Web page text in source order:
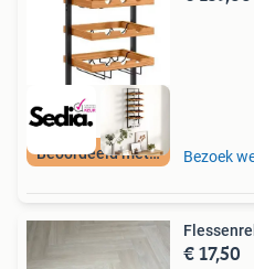
Beoordeeld met 9+ Bezoek
€ 17,50